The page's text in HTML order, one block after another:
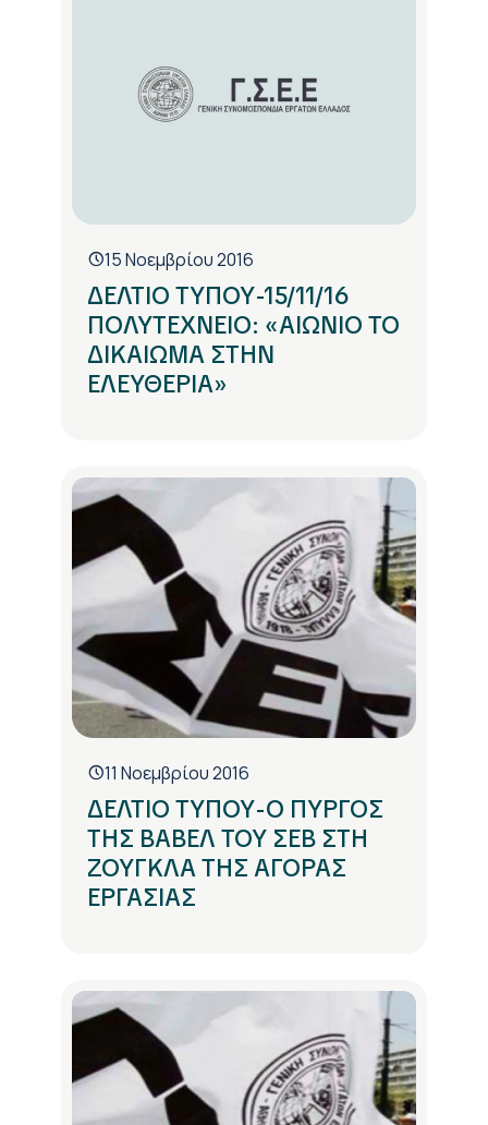
15 Νοεμβρίου 2016
ΔΕΛΤΙΟ ΤΥΠΟΥ-15/11/16
ΠΟΛΥΤΕΧΝΕΙΟ: «ΑΙΩΝΙΟ ΤΟ
ΔΙΚΑΙΩΜΑ ΣΤΗΝ
ΕΛΕΥΘΕΡΙΑ»
11 Νοεμβρίου 2016
ΔΕΛΤΙΟ ΤΥΠΟΥ-Ο ΠΥΡΓΟΣ
ΤΗΣ ΒΑΒΕΛ ΤΟΥ ΣΕΒ ΣΤΗ
ΖΟΥΓΚΛΑ ΤΗΣ ΑΓΟΡΑΣ
ΕΡΓΑΣΙΑΣ